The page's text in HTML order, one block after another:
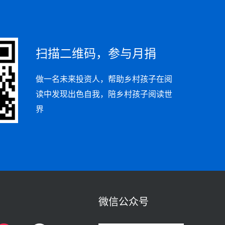
扫描二维码，参与月捐
做一名未来投资人，帮助乡村孩子在阅
读中发现出色自我，陪乡村孩子阅读世
界
微信公众号